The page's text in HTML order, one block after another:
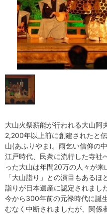
大山火祭薪能が行われる大山阿
2,200年以上前に創建されたと
山(あふりやま)。雨乞い信仰の
江戸時代、民衆に流行した寺社
った大山は年間20万の人々が
「大山詣り」との演目もある
詣りが日本遺産に認定されました
今から300年前の元禄時代に誕
むなく中断されましたが、関係